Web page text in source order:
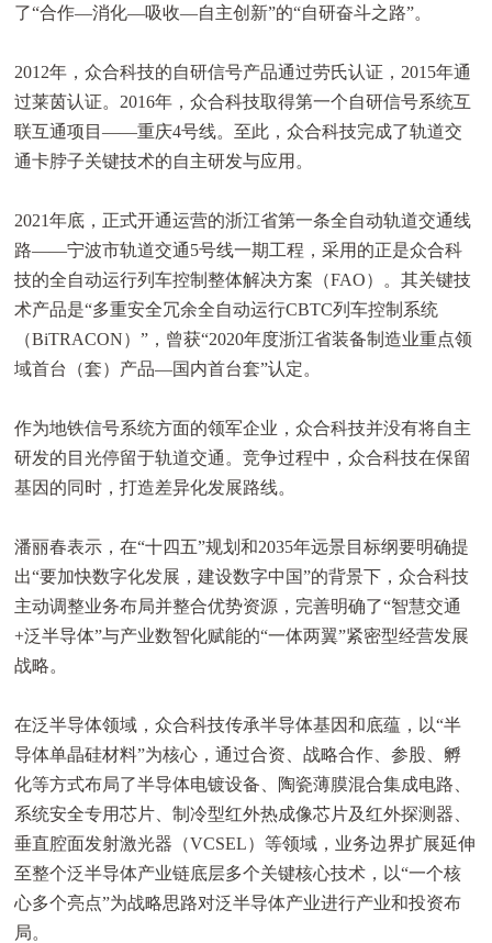
了“合作—消化—吸收—自主创新”的“自研奋斗之路”。
2012年，众合科技的自研信号产品通过劳氏认证，2015年通
过莱茵认证。2016年，众合科技取得第一个自研信号系统互
联互通项目——重庆4号线。至此，众合科技完成了轨道交
通卡脖子关键技术的自主研发与应用。
2021年底，正式开通运营的浙江省第一条全自动轨道交通线
路——宁波市轨道交通5号线一期工程，采用的正是众合科
技的全自动运行列车控制整体解决方案（FAO）。其关键技
术产品是“多重安全冗余全自动运行CBTC列车控制系统
（BiTRACON）”，曾获“2020年度浙江省装备制造业重点领
域首台（套）产品—国内首台套”认定。
作为地铁信号系统方面的领军企业，众合科技并没有将自主
研发的目光停留于轨道交通。竞争过程中，众合科技在保留
基因的同时，打造差异化发展路线。
潘丽春表示，在“十四五”规划和2035年远景目标纲要明确提
出“要加快数字化发展，建设数字中国”的背景下，众合科技
主动调整业务布局并整合优势资源，完善明确了“智慧交通
+泛半导体”与产业数智化赋能的“一体两翼”紧密型经营发展
战略。
在泛半导体领域，众合科技传承半导体基因和底蕴，以“半
导体单晶硅材料”为核心，通过合资、战略合作、参股、孵
化等方式布局了半导体电镀设备、陶瓷薄膜混合集成电路、
系统安全专用芯片、制冷型红外热成像芯片及红外探测器、
垂直腔面发射激光器（VCSEL）等领域，业务边界扩展延伸
至整个泛半导体产业链底层多个关键核心技术，以“一个核
心多个亮点”为战略思路对泛半导体产业进行产业和投资布
局。